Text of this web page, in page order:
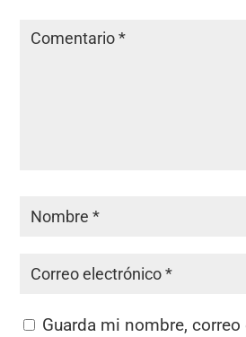
Guarda mi nombre,